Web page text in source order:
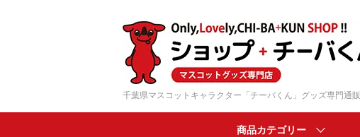
千葉県マスコットキャラクター「チーバくん」グッズ専門通販
商品カテゴリー